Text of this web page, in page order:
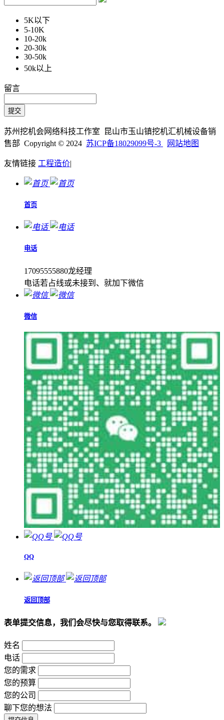
5K以下
5-10K
10-20k
20-30k
30-50k
50k以上
留言
苏州挖机会网络科技工作室 昆山市玉山镇挖机汇机械设备销
售部 Copyright © 2024 苏ICP备18029099号-3 网站地图
友情链接 工程造价|
首页
电话
17095555880龙经理
电话若占线或未接到、就加下微信
微信
QQ
返回顶部
表单提交信息，我们会尽快与您取得联系。
姓名
电话
您的需求
您的预算
您的公司
聊下您的想法